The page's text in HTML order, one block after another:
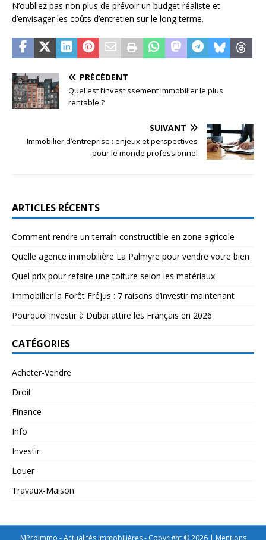
N’oubliez pas non plus de prévoir un budget réaliste et
d’envisager les coûts d’entretien sur le long terme.
PRÉCÉDENT
Quel est l’investissement immobilier le plus
rentable ?
SUIVANT
Immobilier d’entreprise : enjeux et perspectives
pour le monde professionnel
ARTICLES RÉCENTS
Comment rendre un terrain constructible en zone agricole
Quelle agence immobilière La Palmyre pour vendre votre bien
Quel prix pour refaire une toiture selon les matériaux
Immobilier la Forêt Fréjus : 7 raisons d’investir maintenant
Pourquoi investir à Dubai attire les Français en 2026
CATÉGORIES
Acheter-Vendre
Droit
Finance
Info
Investir
Louer
Travaux-Maison